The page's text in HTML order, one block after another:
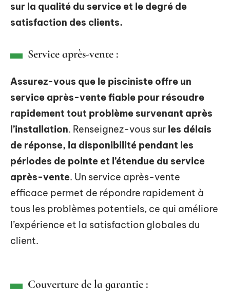
sur la qualité du service et le degré de
satisfaction des clients.
Service après-vente :
Assurez-vous que le pisciniste offre un
service après-vente fiable pour résoudre
rapidement tout problème survenant après
l’installation. Renseignez-vous sur les délais
de réponse, la disponibilité pendant les
périodes de pointe et l’étendue du service
après-vente. Un service après-vente
efficace permet de répondre rapidement à
tous les problèmes potentiels, ce qui améliore
l’expérience et la satisfaction globales du
client.
Couverture de la garantie :